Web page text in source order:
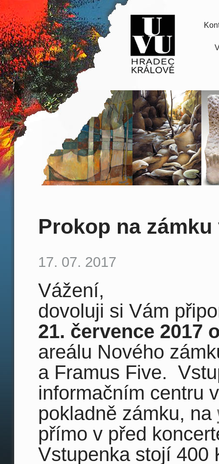
Prokop na
17. 07. 2017
Vážení,
dovoluji si Vám
21. července 2017
areálu Nového
a Framus Five.
informačním centru
pokladně zámku, na
přímo v před
Vstupenka stojí 400